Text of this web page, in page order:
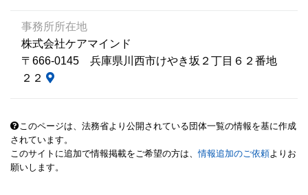
事務所所在地
株式会社ケアマインド
〒666-0145 兵庫県川西市けやき坂２丁目６２番地
２２
このページは、法務省より公開されている団体一覧の情報を基に作成
されています。
このサイトに追加で情報掲載をご希望の方は、情報追加のご依頼よりお
願いします。